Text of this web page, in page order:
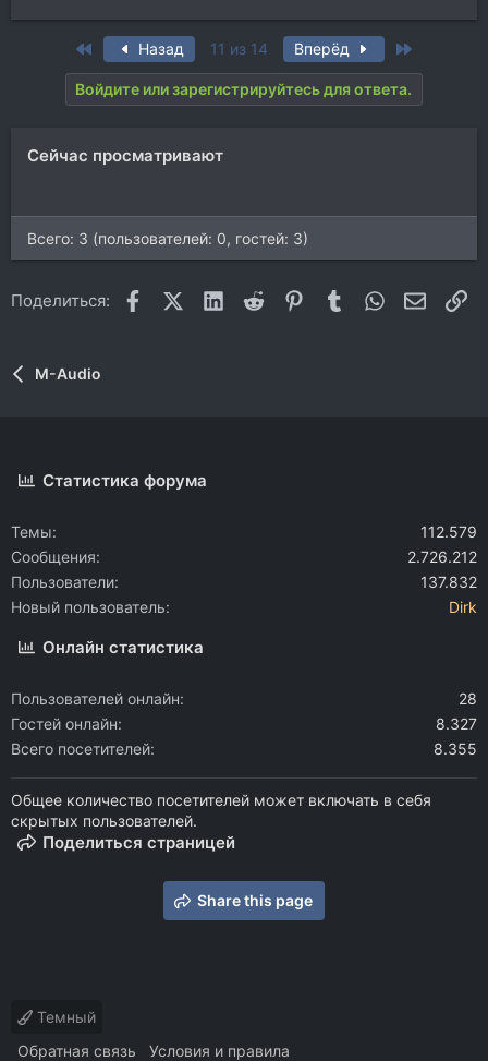
First Назад 11 из 14 Вперёд
Войдите или зарегистрируйтесь для ответа.
Сейчас просматривают
Всего: 3 (пользователей: 0, гостей: 3)
Поделиться: FacebookX (Twitter)
LinkedIn
Reddit Pinterest
Tumblr WhatsApp
M-Audio
Статистика форума
Темы
112.579
Сообщения
2.726.212
Пользователи
137.832
Новый пользователь
Dirk
Онлайн статистика
Пользователей онлайн
28
Гостей онлайн
8.327
Всего посетителей
8.355
Общее количество посетителей может включать в себя
скрытых пользователей.
Поделиться страницей
Share this page
Темный
Обратная связь
Условия и правила